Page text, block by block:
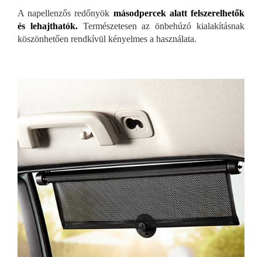
A napellenzős redőnyök másodpercek alatt felszerelhetők
és lehajthatók.Természetesen az önbehúzó kialakításnak
köszönhetően rendkívül kényelmes a használata.